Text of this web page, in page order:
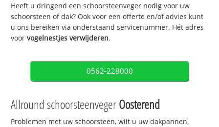
Heeft u dringend een schoorsteenveger nodig voor uw
schoorsteen of dak? Ook voor een offerte en/of advies kunt
u ons bereiken via onderstaand servicenummer. Hét adres
voorvogelnestjes verwijderen.
0562-228000
Allround schoorsteenvegerOosterend
Problemen met uw schoorsteen, wilt u uw dakpannen,